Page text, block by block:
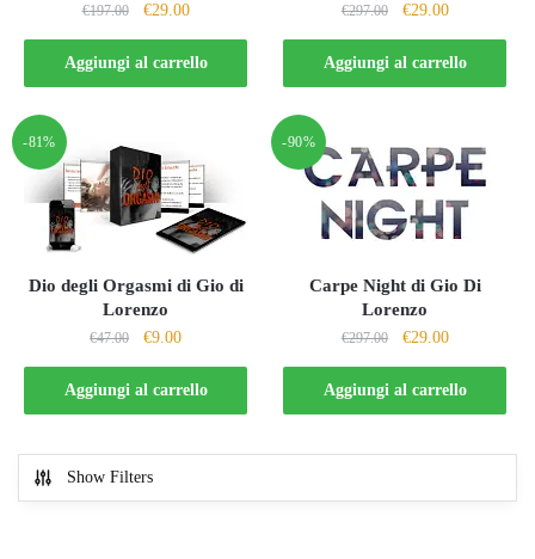
€197.00
Il
prezzo
originale
era:
€29.00Il
prezzo
attuale
è:
Aggiungi al carrello
€297.00
Il
prezzo
originale
era:
€29.00Il
prezzo
attuale
è:
Aggiungi al carrello
-81%
Dio degli Orgasmi di Gio di
Lorenzo
€47.00
Il
originale
era:
€9.00Il
attuale
è:
Aggiungi al carrello
-90%
Carpe Night di Gio Di
Lorenzo
€297.00
Il
originale
era:
€29.00Il
attuale
è:
Aggiungi al carrello
Show Filters